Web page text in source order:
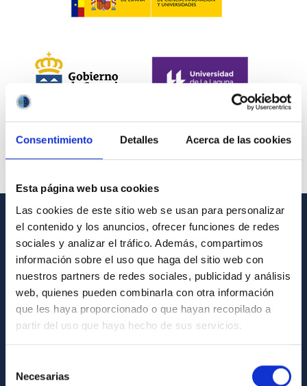
Consentimiento Detalles Acerca de las cookies
Esta página web usa cookies
Las cookies de este sitio web se usan para personalizar
el contenido y los anuncios, ofrecer funciones de redes
sociales y analizar el tráfico. Además, compartimos
información sobre el uso que haga del sitio web con
nuestros partners de redes sociales, publicidad y análisis
web, quienes pueden combinarla con otra información
que les haya proporcionado o que hayan recopilado a
partir del uso que haya hecho de sus servicios.
Necesarias
INFORMACIÓN GENERAL
Contacto
Cómo llegar al IAC
Directorio de personal
Biblioteca